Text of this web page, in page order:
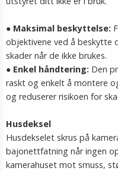
● Maksimal beskyttelse:
objektivene ved å beskytte
skader når de ikke brukes.
● Enkel håndtering: Den
raskt og enkelt å montere
og reduserer risikoen for
Husdeksel
Husdekselet skrus på
bajonettfatning når ingen
kamerahuset mot smuss,